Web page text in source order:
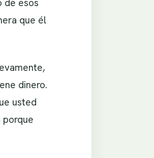
de esos
que él
dinero.
usted
porque